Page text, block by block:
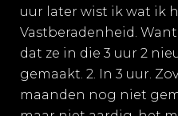
uur later wist ik wat ik
Vastberadenheid.
dat ze in die 3 uur 2
gemaakt. 2. In 3 uur.
maanden nog niet